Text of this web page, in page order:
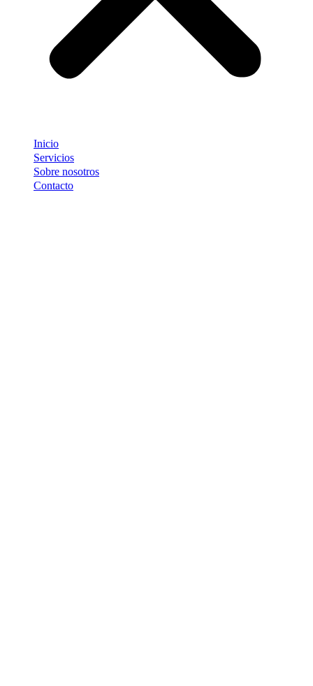
Inicio
Servicios
Sobre nosotros
Contacto